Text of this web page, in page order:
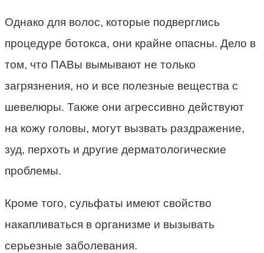
Однако для волос, которые подверглись
процедуре ботокса, они крайне опасны. Дело в
том, что ПАВы вымывают не только
загрязнения, но и все полезные вещества с
шевелюры. Также они агрессивно действуют
на кожу головы, могут вызвать раздражение,
зуд, перхоть и другие дерматологические
проблемы.
Кроме того, сульфаты имеют свойство
накапливаться в организме и вызывать
серьезные заболевания.